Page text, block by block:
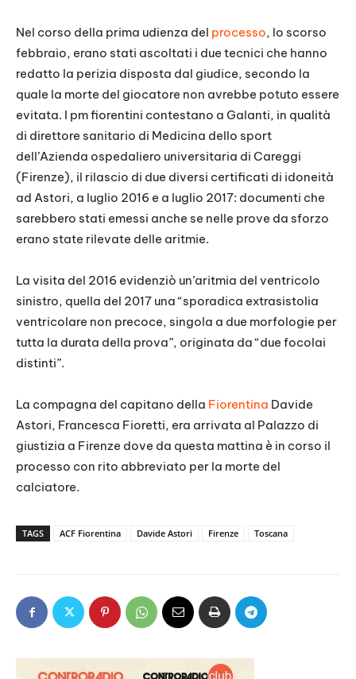
Nel corso della prima udienza del processo, lo scorso
febbraio, erano stati ascoltati i due tecnici che hanno
redatto la perizia disposta dal giudice, secondo la
quale la morte del giocatore non avrebbe potuto essere
evitata. I pm fiorentini contestano a Galanti, in qualità
di direttore sanitario di Medicina dello sport
dell’Azienda ospedaliero universitaria di Careggi
(Firenze), il rilascio di due diversi certificati di idoneità
ad Astori, a luglio 2016 e a luglio 2017: documenti che
sarebbero stati emessi anche se nelle prove da sforzo
erano state rilevate delle aritmie.
La visita del 2016 evidenziò un’aritmia del ventricolo
sinistro, quella del 2017 una “sporadica extrasistolia
ventricolare non precoce, singola a due morfologie per
tutta la durata della prova”, originata da “due focolai
distinti”.
La compagna del capitano della Fiorentina Davide
Astori, Francesca Fioretti, era arrivata al Palazzo di
giustizia a Firenze dove da questa mattina è in corso il
processo con rito abbreviato per la morte del
calciatore.
TAGS ACF Fiorentina Davide Astori Firenze Toscana